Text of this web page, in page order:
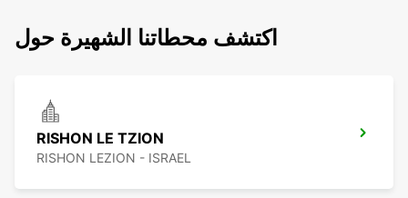
اكتشف محطاتنا الشهيرة حول
RISHON LE TZION
RISHON LEZION - ISRAEL